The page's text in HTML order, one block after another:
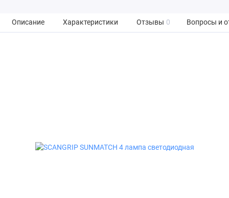
Описание Характеристики Отзывы 0 Вопросы и